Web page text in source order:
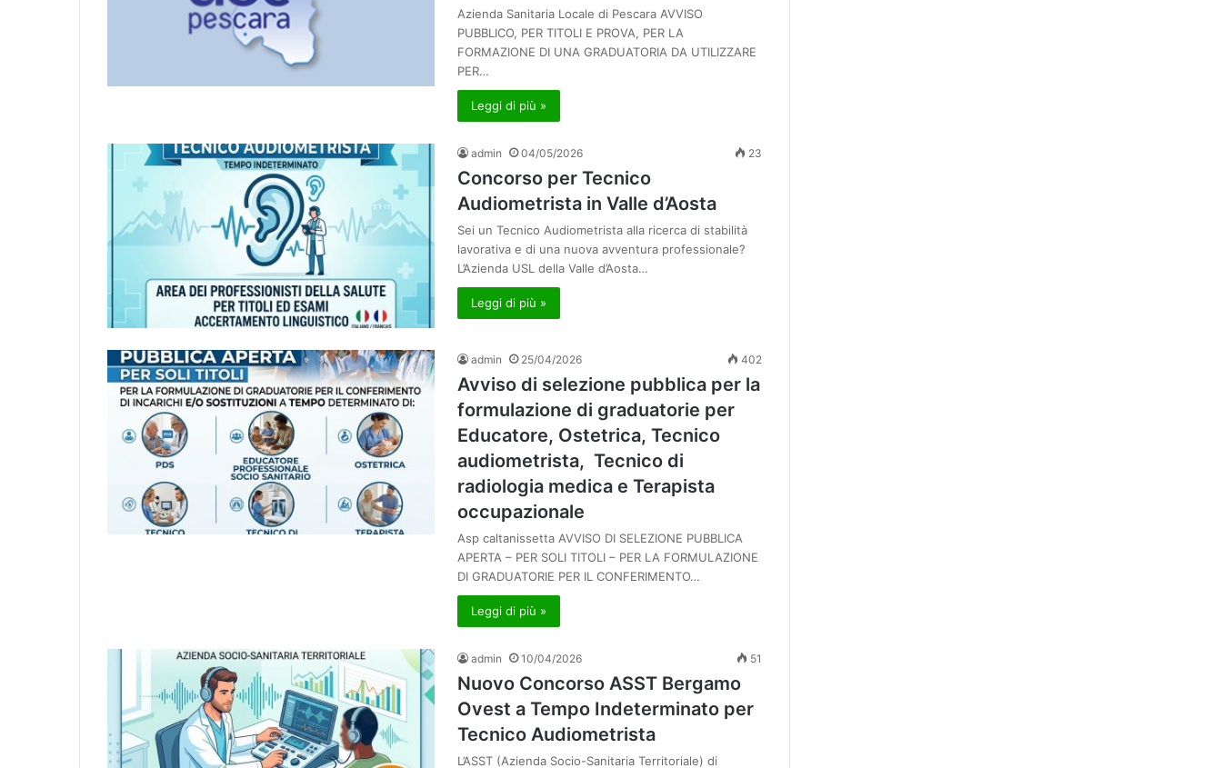
Azienda Sanitaria Locale di Pescara AVVISO
PUBBLICO, PER TITOLI E PROVA, PER LA
FORMAZIONE DI UNA GRADUATORIA DA UTILIZZARE
PER…
Leggi di più »
admin 04/05/2026 23
Concorso per Tecnico
Audiometrista in Valle d’Aosta
Sei un Tecnico Audiometrista alla ricerca di stabilità
lavorativa e di una nuova avventura professionale?
L’Azienda USL della Valle d’Aosta…
Leggi di più »
admin 25/04/2026 402
Avviso di selezione pubblica per la
formulazione di graduatorie per
Educatore, Ostetrica, Tecnico
audiometrista, Tecnico di
radiologia medica e Terapista
occupazionale
Asp caltanissetta AVVISO DI SELEZIONE PUBBLICA
APERTA – PER SOLI TITOLI – PER LA FORMULAZIONE
DI GRADUATORIE PER IL CONFERIMENTO…
Leggi di più »
admin 10/04/2026 51
Nuovo Concorso ASST Bergamo
Ovest a Tempo Indeterminato per
Tecnico Audiometrista
L’ASST (Azienda Socio-Sanitaria Territoriale) di